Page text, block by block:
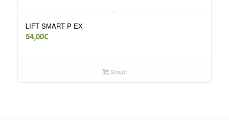
LIFT SMART P EX
54,00€
Scegli